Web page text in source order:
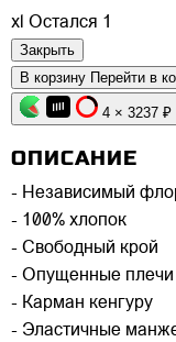
xl Остался 1
Закрыть
В корзину Перейти в
ОПИСАНИЕ
- Независимый
- 100% хлопок
- Свободный крой
- Опущенные плечи
- Карман кенгуру
- Эластичные